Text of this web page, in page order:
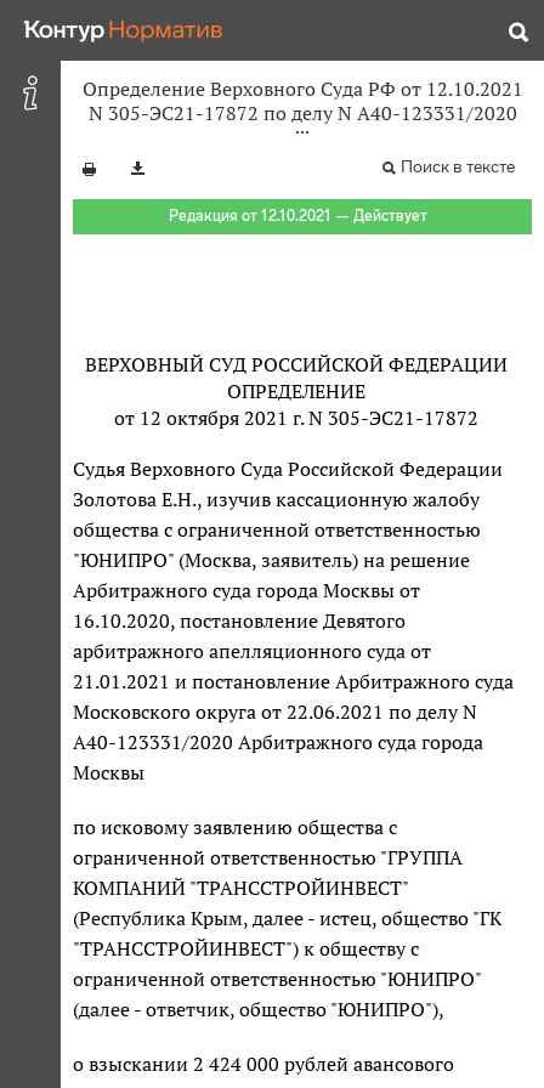
Определение Верховного Суда РФ от 12.10.2021
N 305-ЭС21-17872 по делу N А40-123331/2020
Поиск в тексте
Редакция от 12.10.2021 — Действует
ВЕРХОВНЫЙ СУД РОССИЙСКОЙ ФЕДЕРАЦИИ
ОПРЕДЕЛЕНИЕ
от 12 октября 2021 г. N 305-ЭС21-17872
Судья Верховного Суда Российской Федерации
Золотова Е.Н., изучив кассационную жалобу
общества с ограниченной ответственностью
"ЮНИПРО" (Москва, заявитель) на решение
Арбитражного суда города Москвы от
16.10.2020, постановление Девятого
арбитражного апелляционного суда от
21.01.2021 и постановление Арбитражного суда
Московского округа от 22.06.2021 по делу N
А40-123331/2020 Арбитражного суда города
Москвы
по исковому заявлению общества с
ограниченной ответственностью "ГРУППА
КОМПАНИЙ "ТРАНССТРОЙИНВЕСТ"
(Республика Крым, далее - истец, общество "ГК
"ТРАНССТРОЙИНВЕСТ") к обществу с
ограниченной ответственностью "ЮНИПРО"
(далее - ответчик, общество "ЮНИПРО"),
о взыскании 2 424 000 рублей авансового